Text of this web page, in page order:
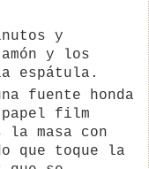
y
y los
espátula.
fuente honda
papel film
la masa con
que toque la